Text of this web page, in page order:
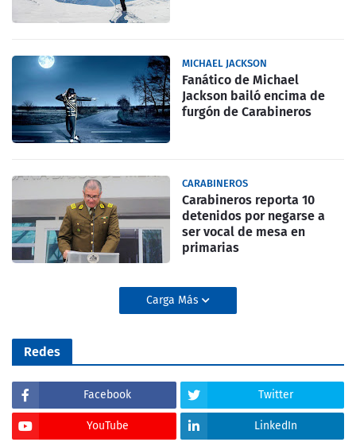
MICHAEL JACKSON
Fanático de Michael
Jackson bailó encima de
furgón de Carabineros
CARABINEROS
Carabineros reporta 10
detenidos por negarse a
ser vocal de mesa en
primarias
Carga Más
Redes
Facebook Twitter
YouTube LinkedIn